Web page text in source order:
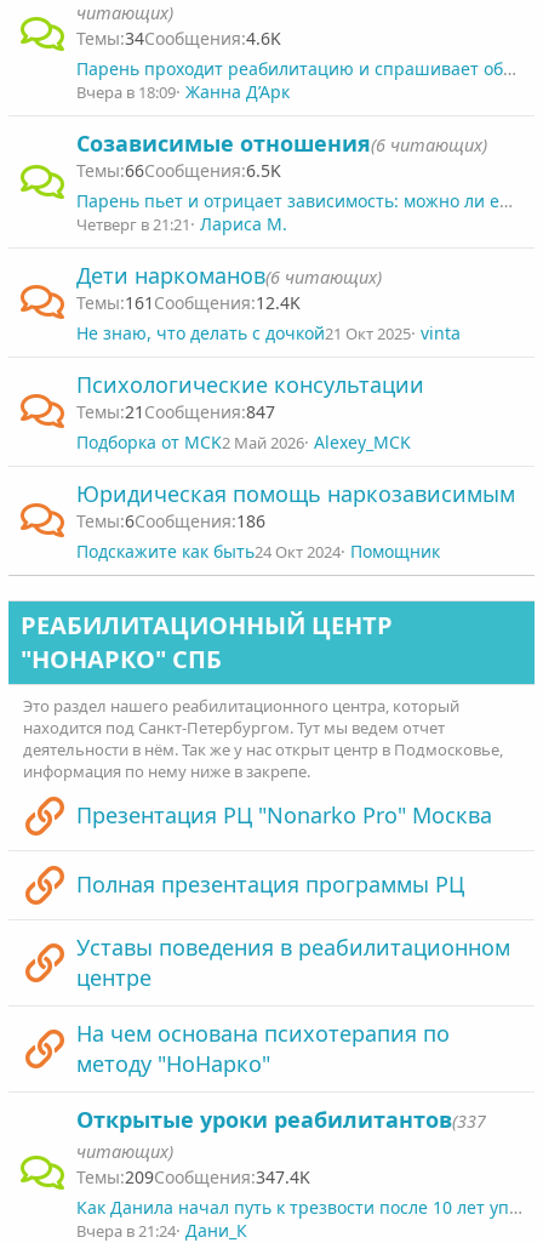
читающих)
34
4.6K
Парень проходит реабилитацию и спрашивает обо мне через мать: что это значит?
Вчера в 18:09 Жанна Д’Арк
Созависимые отношения(6 читающих)
66
6.5K
Парень пьет и отрицает зависимость: можно ли ему помочь или лучше уйти?
Четверг в 21:21 Лариса М.
Дети наркоманов(6 читающих)
161
12.4K
Не знаю, что делать с дочкой21 Окт 2025 vinta
Психологические консультации
21
847
Подборка от MCK2 Май 2026 Alexey_MCK
Юридическая помощь наркозависимым
6
186
Подскажите как быть24 Окт 2024 Помощник
РЕАБИЛИТАЦИОННЫЙ ЦЕНТР
"НОНАРКО" СПБ
Это раздел нашего реабилитационного центра, который
находится под Санкт-Петербургом. Тут мы ведем отчет
деятельности в нём. Так же у нас открыт центр в Подмосковье,
информация по нему ниже в закрепе.
Презентация РЦ "Nonarko Pro" Москва
Полная презентация программы РЦ
Уставы поведения в реабилитационном
центре
На чем основана психотерапия по
методу "НоНарко"
Открытые уроки реабилитантов(337
читающих)
209
347.4K
Как Данила начал путь к трезвости после 10 лет употребления алкоголя
Вчера в 21:24 Дани_К